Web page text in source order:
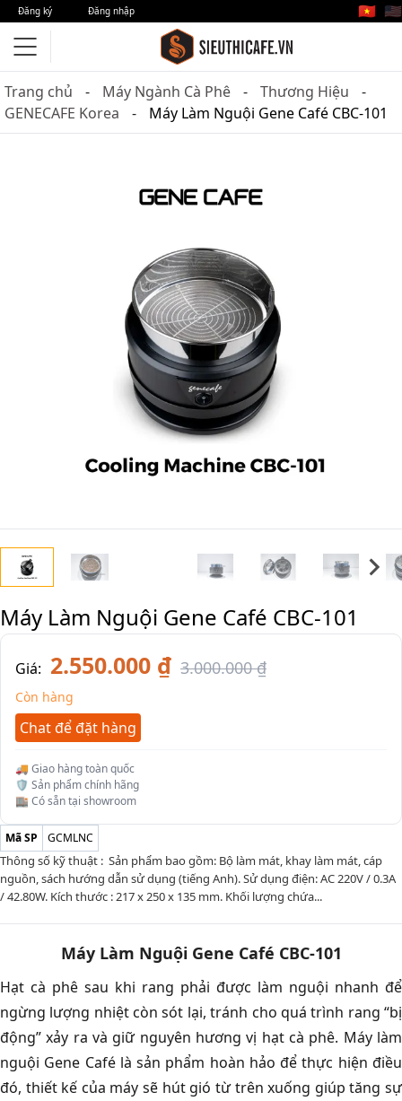
Đăng ký Đăng nhập 🇻🇳 🇺🇸
Trang chủ Máy Ngành Cà Phê
Thương Hiệu
GENECAFE Korea
Máy Làm Nguội Gene Café CBC-101
Máy Làm Nguội Gene Café CBC-101
Giá: 2.550.000 ₫ 3.000.000 ₫
Còn hàng
Chat để đặt hàng
🚚 Giao hàng toàn quốc
🛡️ Sản phẩm chính hãng
🏬 Có sẵn tại showroom
Mã SP GCMLNC
Thông số kỹ thuật : Sản phẩm bao gồm: Bộ làm mát, khay làm mát, cáp
nguồn, sách hướng dẫn sử dụng (tiếng Anh). Sử dụng điện: AC 220V / 0.3A
/ 42.80W. Kích thước : 217 x 250 x 135 mm. Khối lượng chứa...
Máy Làm Nguội Gene Café CBC-101
Hạt cà phê sau khi rang phải được làm nguội nhanh để
ngừng lượng nhiệt còn sót lại, tránh cho quá trình rang “bị
động” xảy ra và giữ nguyên hương vị hạt cà phê. Máy làm
nguội Gene Café là sản phẩm hoàn hảo để thực hiện điều
đó, thiết kế của máy sẽ hút gió từ trên xuống giúp tăng sự